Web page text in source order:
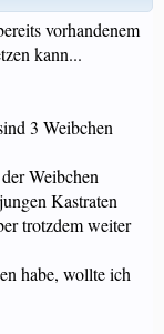
vorhandenem
kann...
3 Weibchen
Weibchen
Kastraten
trotzdem weiter
habe, wollte ich